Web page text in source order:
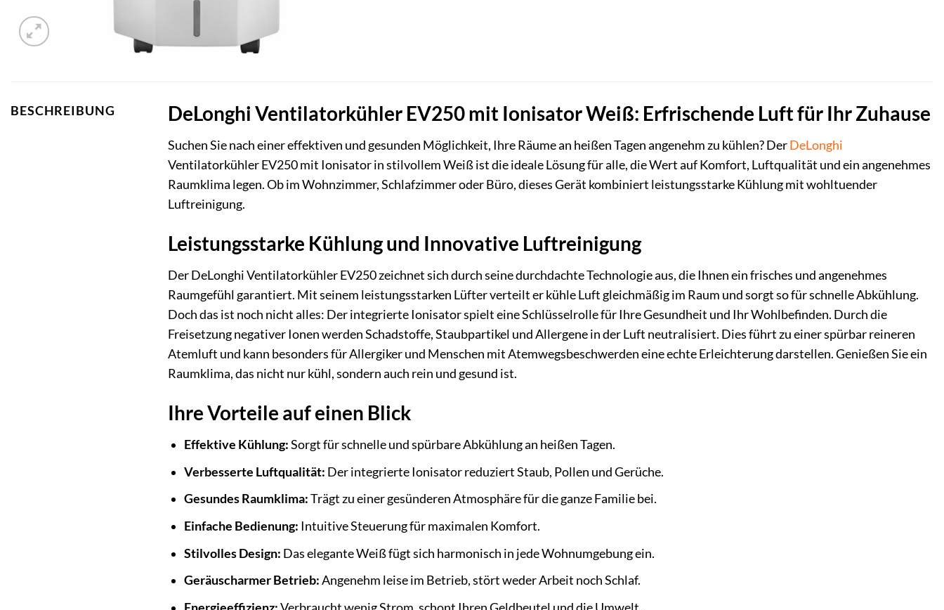
BESCHREIBUNG DeLonghi Ventilatorkühler EV250 mit Ionisator Weiß: Erfrischende Luft für Ihr Zuhause
Suchen Sie nach einer effektiven und gesunden Möglichkeit, Ihre Räume an heißen Tagen angenehm zu kühlen? DerDeLonghi
Ventilatorkühler EV250 mit Ionisator in stilvollem Weiß ist die ideale Lösung für alle, die Wert auf Komfort, Luftqualität und ein angenehmes
Raumklima legen. Ob im Wohnzimmer, Schlafzimmer oder Büro, dieses Gerät kombiniert leistungsstarke Kühlung mit wohltuender
Luftreinigung.
Leistungsstarke Kühlung und Innovative Luftreinigung
Der DeLonghi Ventilatorkühler EV250 zeichnet sich durch seine durchdachte Technologie aus, die Ihnen ein frisches und angenehmes
Raumgefühl garantiert. Mit seinem leistungsstarken Lüfter verteilt er kühle Luft gleichmäßig im Raum und sorgt so für schnelle Abkühlung.
Doch das ist noch nicht alles: Der integrierte Ionisator spielt eine Schlüsselrolle für Ihre Gesundheit und Ihr Wohlbefinden. Durch die
Freisetzung negativer Ionen werden Schadstoffe, Staubpartikel und Allergene in der Luft neutralisiert. Dies führt zu einer spürbar reineren
Atemluft und kann besonders für Allergiker und Menschen mit Atemwegsbeschwerden eine echte Erleichterung darstellen. Genießen Sie ein
Raumklima, das nicht nur kühl, sondern auch rein und gesund ist.
Ihre Vorteile auf einen Blick
Effektive Kühlung:Sorgt für schnelle und spürbare Abkühlung an heißen Tagen.
Verbesserte Luftqualität: Der integrierte Ionisator reduziert Staub, Pollen und Gerüche.
Gesundes Raumklima:Trägt zu einer gesünderen Atmosphäre für die ganze Familie bei.
Einfache Bedienung: Intuitive Steuerung für maximalen Komfort.
Stilvolles Design: Das elegante Weiß fügt sich harmonisch in jede Wohnumgebung ein.
Geräuscharmer Betrieb:Angenehm leise im Betrieb, stört weder Arbeit noch Schlaf.